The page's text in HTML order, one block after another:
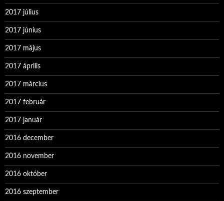
2017 július
2017 június
2017 május
2017 április
2017 március
2017 február
2017 január
2016 december
2016 november
2016 október
2016 szeptember